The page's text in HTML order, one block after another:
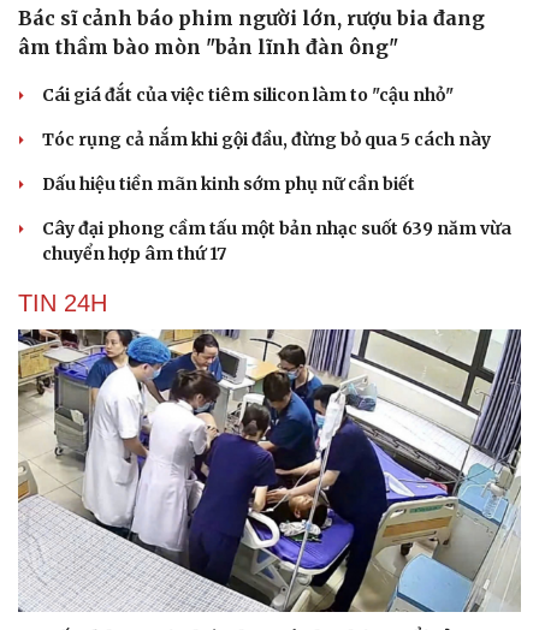
Văn học
Âm nhạc
Thời trang
Sao Việt
Bác sĩ cảnh báo phim người lớn, rượu bia đang
âm thầm bào mòn "bản lĩnh đàn ông"
Cái giá đắt của việc tiêm silicon làm to "cậu nhỏ"
Tóc rụng cả nắm khi gội đầu, đừng bỏ qua 5 cách này
Dấu hiệu tiền mãn kinh sớm phụ nữ cần biết
Cây đại phong cầm tấu một bản nhạc suốt 639 năm vừa
chuyển hợp âm thứ 17
TIN 24H